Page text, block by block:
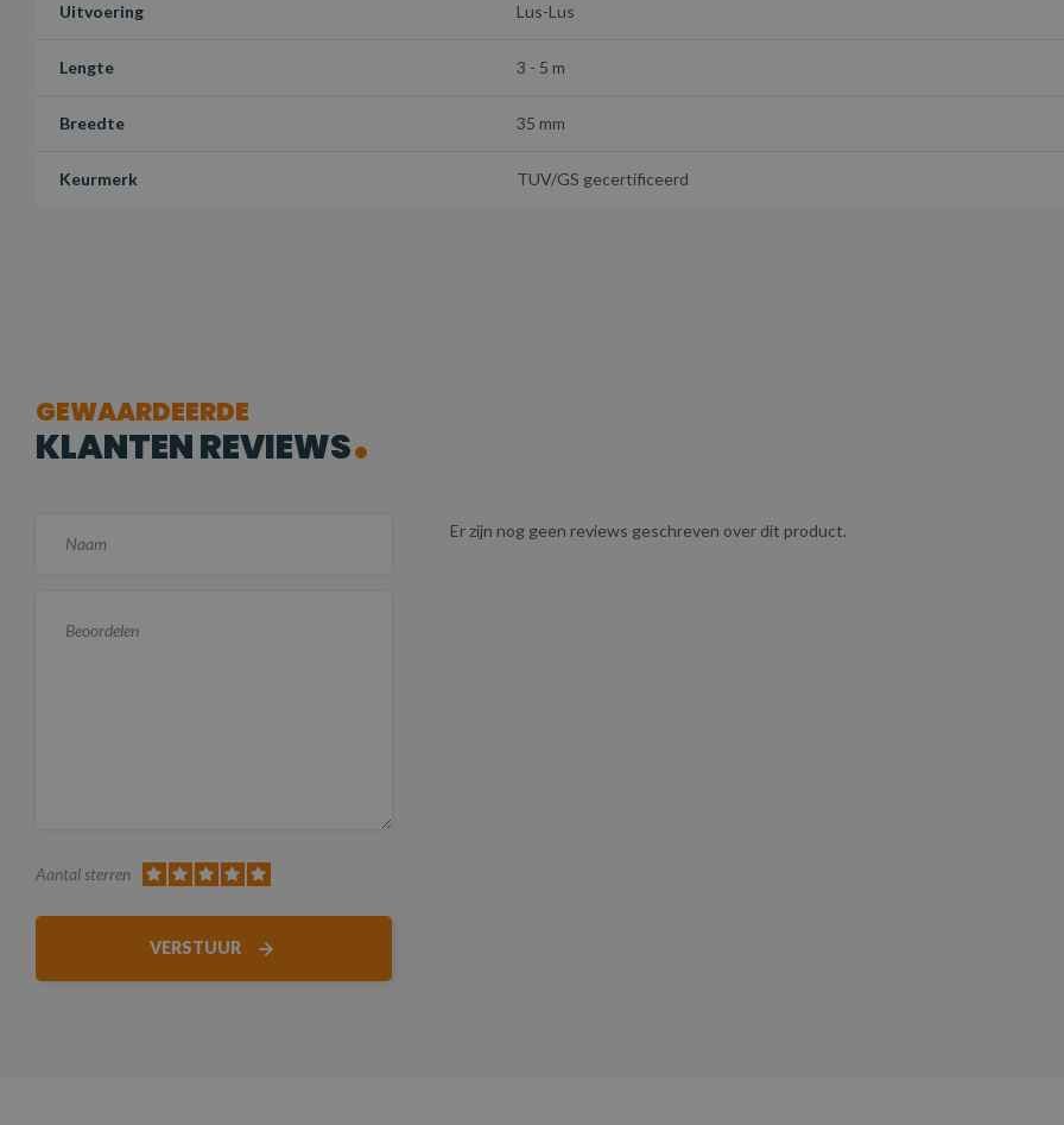
Uitvoering Lus-Lus
Lengte 3 - 5 m
Breedte 35 mm
Keurmerk TUV/GS gecertificeerd
GEWAARDEERDE
KLANTEN REVIEWS
Aantal sterren
VERSTUUR
Er zijn nog geen reviews geschreven over dit product.